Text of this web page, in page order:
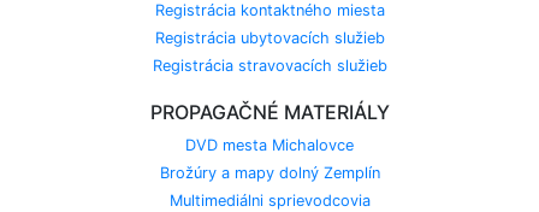
Registrácia kontaktného miesta
Registrácia ubytovacích služieb
Registrácia stravovacích služieb
PROPAGAČNÉ MATERIÁLY
DVD mesta Michalovce
Brožúry a mapy dolný Zemplín
Multimediálni sprievodcovia